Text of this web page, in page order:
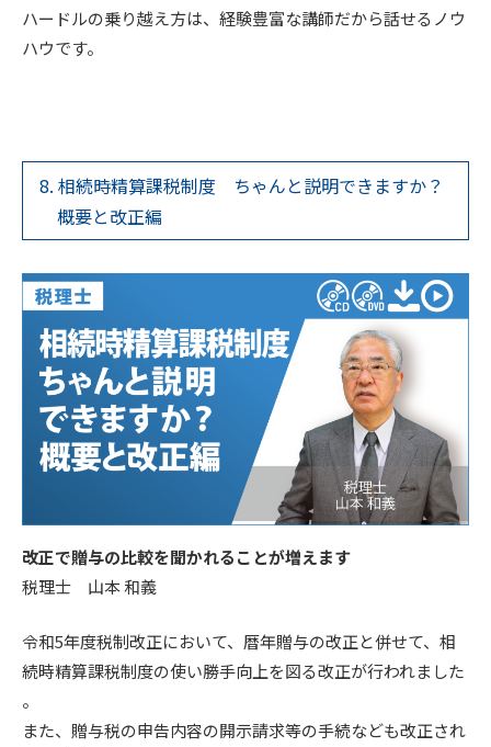
ハードルの乗り越え方は、経験豊富な講師だから話せるノウ
ハウです。
8. 相続時精算課税制度 ちゃんと説明できますか？
概要と改正編
改正で贈与の比較を聞かれることが増えます
税理士 山本 和義
令和5年度税制改正において、暦年贈与の改正と併せて、相
続時精算課税制度の使い勝手向上を図る改正が行われました
。
また、贈与税の申告内容の開示請求等の手続なども改正され